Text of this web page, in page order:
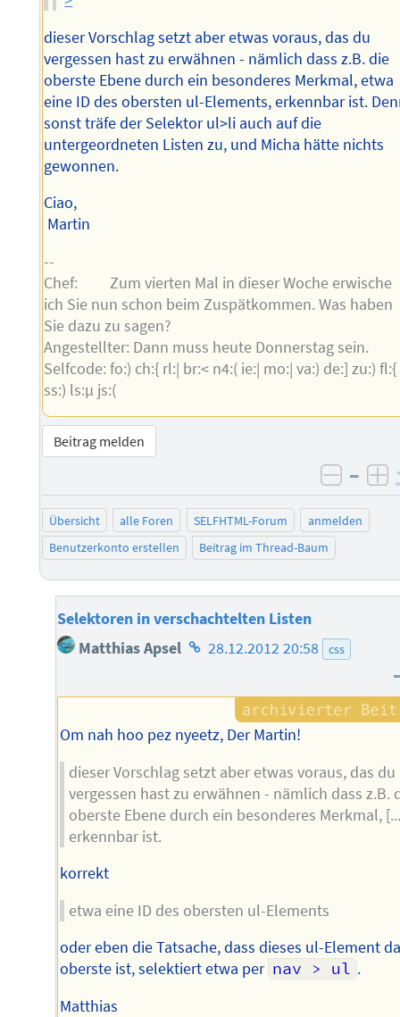
dieser Vorschlag setzt aber etwas voraus, das du
vergessen hast zu erwähnen - nämlich dass z.B. die
oberste Ebene durch ein besonderes Merkmal, etwa
eine ID des obersten ul-Elements, erkennbar ist.
sonst träfe der Selektor ul>li auch auf die
untergeordneten Listen zu, und Micha hätte nichts
gewonnen.
Ciao,
Martin
--
Chef: Zum vierten Mal in dieser Woche erwische
ich Sie nun schon beim Zuspätkommen. Was haben
Sie dazu zu sagen?
Angestellter: Dann muss heute Donnerstag sein.
Selfcode: fo:) ch:{ rl:| br:< n4:( ie:| mo:| va:) de:] zu:) fl:{
ss:) ls:µ js:(
Beitrag melden
–
Übersicht alle Foren SELFHTML-Forum
anmelden
Benutzerkonto erstellen
Beitrag im Thread-Baum
Selektoren in verschachtelten Listen
Matthias Apsel Homepage
Autors
28.12.2012 20:58 css
Om nah hoo pez nyeetz, Der Martin!
dieser Vorschlag setzt aber etwas voraus, das du
vergessen hast zu erwähnen - nämlich dass z.B.
oberste Ebene durch ein besonderes Merkmal,
erkennbar ist.
korrekt
etwa eine ID des obersten ul-Elements
oder eben die Tatsache, dass dieses ul-Element
oberste ist, selektiert etwa per nav > ul .
Matthias